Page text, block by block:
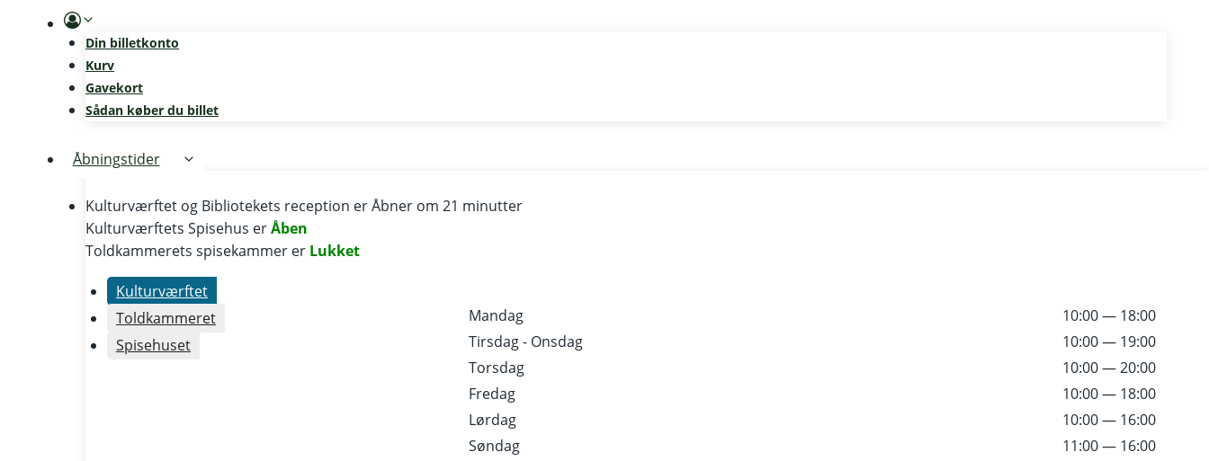
Din billetkonto
Kurv
Gavekort
Sådan køber du billet
Åbningstider
Kulturværftet og Bibliotekets reception erÅbner om 21 minutter
Kulturværftets Spisehus erÅben
Toldkammerets spisekammer er Lukket
Kulturværftet
Toldkammeret
Spisehuset
Mandag
10:00 — 18:00
Tirsdag - Onsdag
10:00 — 19:00
Torsdag
10:00 — 20:00
Fredag
10:00 — 18:00
Lørdag
10:00 — 16:00
Søndag
11:00 — 16:00